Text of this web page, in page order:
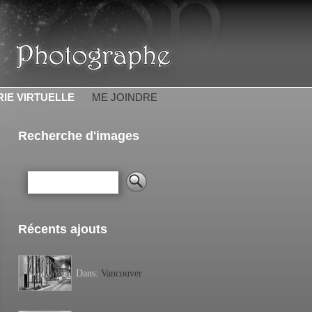
VIRTUELLE ME JOINDRE
Recherche d'images
Récents ajouts
Dans: Vancouver